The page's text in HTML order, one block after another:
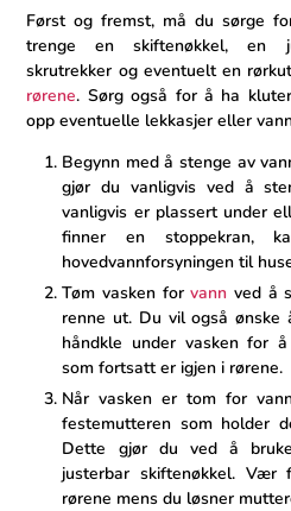
Først og fremst, må du sørge
trenge en skiftenøkkel, en
skrutrekker og eventuelt en
rørene. Sørg også for å ha
opp eventuelle lekkasjer eller
Begynn⁣ med å stenge ⁤av
gjør du vanligvis ved å
vanligvis er plassert under
finner en stoppekran,
hovedvannforsyningen til
Tøm vasken forvann ved å
renne ut. Du vil også
håndkle under vasken for
som fortsatt er igjen ⁢i rørene.
Når vasken er tom for
festemutteren som holder
Dette gjør du ved ⁣å⁤
justerbar⁢ skiftenøkkel. Vær
rørene mens du‌ løsner